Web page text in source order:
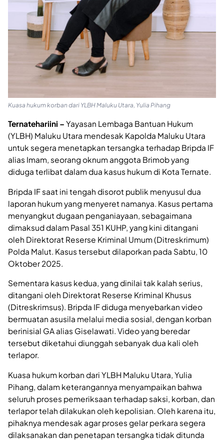
Kuasa hukum korban dari YLBH Maluku Utara, Yulia Pihang
Ternatehariini – Yayasan Lembaga Bantuan Hukum
(YLBH) Maluku Utara mendesak Kapolda Maluku Utara
untuk segera menetapkan tersangka terhadap Bripda IF
alias Imam, seorang oknum anggota Brimob yang
diduga terlibat dalam dua kasus hukum di Kota Ternate.
Bripda IF saat ini tengah disorot publik menyusul dua
laporan hukum yang menyeret namanya. Kasus pertama
menyangkut dugaan penganiayaan, sebagaimana
dimaksud dalam Pasal 351 KUHP, yang kini ditangani
oleh Direktorat Reserse Kriminal Umum (Ditreskrimum)
Polda Malut. Kasus tersebut dilaporkan pada Sabtu, 10
Oktober 2025.
Sementara kasus kedua, yang dinilai tak kalah serius,
ditangani oleh Direktorat Reserse Kriminal Khusus
(Ditreskrimsus). Bripda IF diduga menyebarkan video
bermuatan asusila melalui media sosial, dengan korban
berinisial GA alias Giselawati. Video yang beredar
tersebut diketahui diunggah sebanyak dua kali oleh
terlapor.
Kuasa hukum korban dari YLBH Maluku Utara, Yulia
Pihang, dalam keterangannya menyampaikan bahwa
seluruh proses pemeriksaan terhadap saksi, korban, dan
terlapor telah dilakukan oleh kepolisian. Oleh karena itu,
pihaknya mendesak agar proses gelar perkara segera
dilaksanakan dan penetapan tersangka tidak ditunda